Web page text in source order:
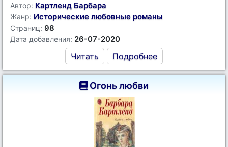
Автор: Картленд Барбара
Жанр: Исторические любовные романы
Страниц: 98
Дата добавления: 26-07-2020
Читать Подробнее
Огонь любви